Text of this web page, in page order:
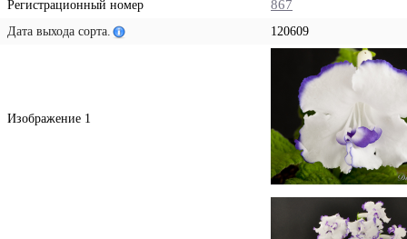
Регистрационный номер 867
Дата выхода сорта. 120609
Изображение 1